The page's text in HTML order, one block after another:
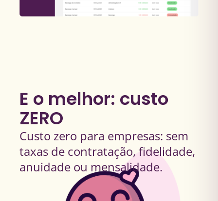
E o melhor: custo
ZERO
Custo zero para empresas: sem
taxas de contratação, fidelidade,
anuidade ou mensalidade.